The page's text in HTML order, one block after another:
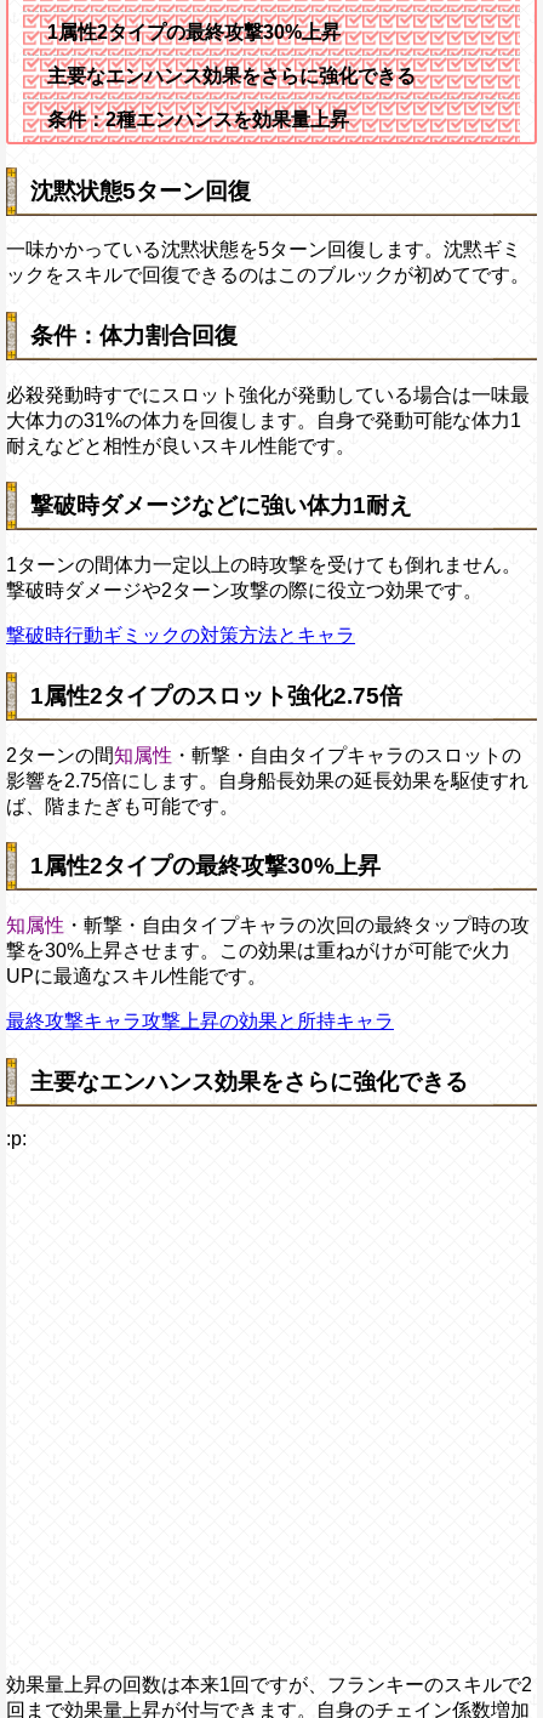
1属性2タイプの最終攻撃30%上昇
主要なエンハンス効果をさらに強化できる
条件：2種エンハンスを効果量上昇
沈黙状態5ターン回復
一味かかっている沈黙状態を5ターン回復します。沈黙ギミ
ックをスキルで回復できるのはこのブルックが初めてです。
条件：体力割合回復
必殺発動時すでにスロット強化が発動している場合は一味最
大体力の31%の体力を回復します。自身で発動可能な体力1
耐えなどと相性が良いスキル性能です。
撃破時ダメージなどに強い体力1耐え
1ターンの間体力一定以上の時攻撃を受けても倒れません。
撃破時ダメージや2ターン攻撃の際に役立つ効果です。
撃破時行動ギミックの対策方法とキャラ
1属性2タイプのスロット強化2.75倍
2ターンの間知属性 ・斬撃・自由タイプキャラのスロットの
影響を2.75倍にします。自身船長効果の延長効果を駆使すれ
ば、階またぎも可能です。
1属性2タイプの最終攻撃30%上昇
知属性 ・斬撃・自由タイプキャラの次回の最終タップ時の攻
撃を30%上昇させます。この効果は重ねがけが可能で火力
UPに最適なスキル性能です。
最終攻撃キャラ攻撃上昇の効果と所持キャラ
主要なエンハンス効果をさらに強化できる
:p:
効果量上昇の回数は本来1回ですが、フランキーのスキルで2
回まで効果量上昇が付与できます。自身のチェイン係数増加